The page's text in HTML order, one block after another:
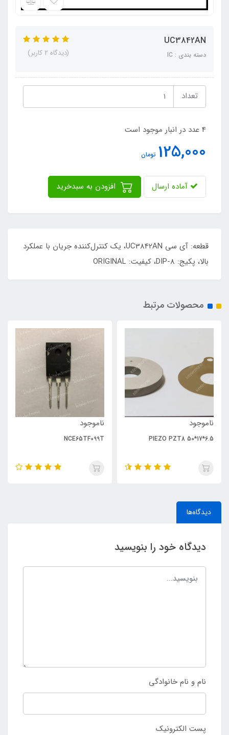
UC3842AN
دسته بندی : IC (دیدگاه 2 کاربر)
تعداد
4 عدد در انبار موجود است
125,000 تومان
آماده ارسال
قطعه: آی سی UC3842AN، یک کنترل‌کننده جریان با عملکرد
بالا، پکیج: DIP-8، کیفیت: ORIGINAL
محصولات مرتبط
ناموجود
PIEZO PZT8 50*17*6.5
ناموجود
NCE65TF099T
دیدگاه‌ها
دیدگاه خود را بنویسید
نام و نام خانوادگی
پست الکترونیک